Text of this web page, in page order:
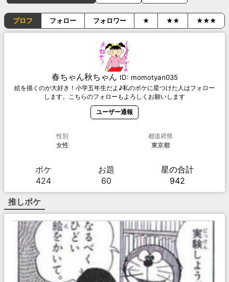
プロフ フォロー フォロワー ★ ★★ ★★★
春ちゃん秋ちゃん ID: momotyan035
絵を描くのが大好き！小学五年生だよ♪私のボケに星つけた人はフォロー
します。こちらのフォローもよろしくお願いします
ユーザー通報
性別
女性
都道府県
東京都
ボケ
424
お題
60
星の合計
942
推しボケ